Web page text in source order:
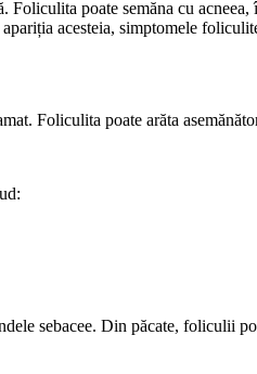
poate semăna cu
acesteia, simptomele
Foliculita poate arăta
sebacee. Din păcate, foliculii